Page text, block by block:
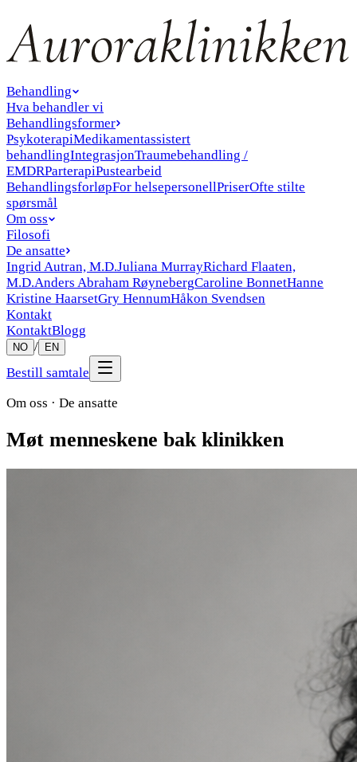
Behandling
Hva behandler vi
Behandlingsformer
PsykoterapiMedikamentassistert
behandlingIntegrasjonTraumebehandling /
EMDRParterapiPustearbeid
BehandlingsforløpFor helsepersonellPriserOfte stilte
spørsmål
Om oss
Filosofi
De ansatte
Ingrid Autran, M.D.Juliana MurrayRichard Flaaten,
M.D.Anders Abraham RøynebergCaroline BonnetHanne
Kristine HaarsetGry HennumHåkon Svendsen
Kontakt
KontaktBlogg
NO / EN
Bestill samtale
Om oss · De ansatte
Møt menneskene bak klinikken